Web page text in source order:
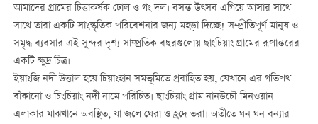
আমাদের গ্রামের চিত্তাকর্ষক ঢোল ও গং দল। বসন্ত উত্সব এগিয়ে আসার সাথে
সাথে তারা একটি সাংস্কৃতিক পরিবেশনার জন্য মহড়া দিচ্ছে! সম্প্রীতিপূর্ণ মানুষ ও
সমৃদ্ধ ব্যবসার এই সুন্দর দৃশ্য সাম্প্রতিক বছরগুলোয় ছাংচিয়াং গ্রামের রূপান্তরের
একটি ক্ষুদ্র চিত্র।
ইয়াংজি নদী উত্তাল হয়ে চিয়াংহান সমভূমিতে প্রবাহিত হয়, যেখানে এর গতিপথ
বাঁকানো ও চিংচিয়াং নদী নামে পরিচিত। ছাংচিয়াং গ্রাম নানউচৌ মিনওয়ান
এলাকার মাঝখানে অবস্থিত, যা জলে ঘেরা ও হ্রদে ভরা। অতীতে ঘন ঘন বন্যার